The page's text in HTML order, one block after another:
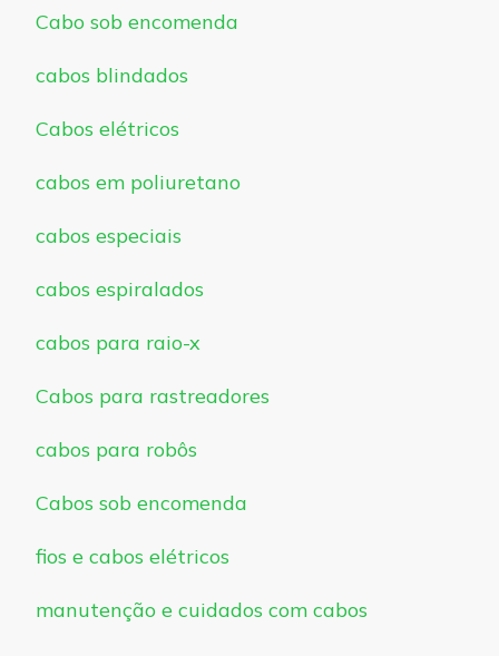
Cabo sob encomenda
cabos blindados
Cabos elétricos
cabos em poliuretano
cabos especiais
cabos espiralados
cabos para raio-x
Cabos para rastreadores
cabos para robôs
Cabos sob encomenda
fios e cabos elétricos
manutenção e cuidados com cabos